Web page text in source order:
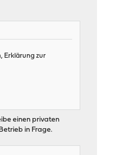
Erklärung zur
einen privaten
in Frage.